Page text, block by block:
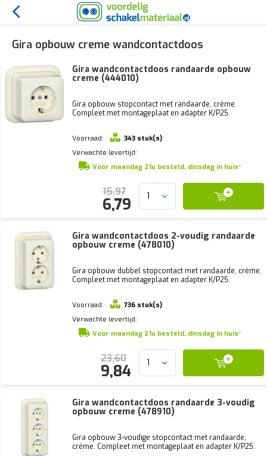
Gira opbouw creme wandcontactdoos
Gira wandcontactdoos randaarde opbouw
creme (444010)
Gira opbouw stopcontact met randaarde, crème.
Compleet met montageplaat en adapter K/P25.
Voorraad:
343 stuk(s)
Verwachte levertijd:
Voor maandag 21u besteld, dinsdag in huis*
15,97
6,79
Gira wandcontactdoos 2-voudig randaarde
opbouw creme (478010)
Gira opbouw dubbel stopcontact met randaarde, crème.
Compleet met montageplaat en adapter K/P25.
Voorraad:
736 stuk(s)
Verwachte levertijd:
Voor maandag 21u besteld, dinsdag in huis*
23,60
9,84
Gira wandcontactdoos randaarde 3-voudig
opbouw creme (478910)
Gira opbouw 3-voudige stopcontact met randaarde,
crème. Compleet met montageplaat en adapter K/P25.